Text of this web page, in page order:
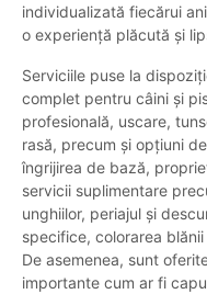
individualizată fiecărui
o experiență plăcută și
Serviciile puse la
complet pentru câini și
profesională, uscare,
rasă, precum și opțiuni
îngrijirea de bază,
servicii suplimentare
unghiilor, periajul și
specifice, colorarea
De asemenea, sunt
importante cum ar fi